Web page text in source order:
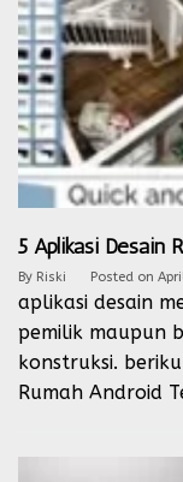
5 Aplikasi Desain
By Riski Posted on
aplikasi desain
pemilik maupun
konstruksi.
Rumah Android